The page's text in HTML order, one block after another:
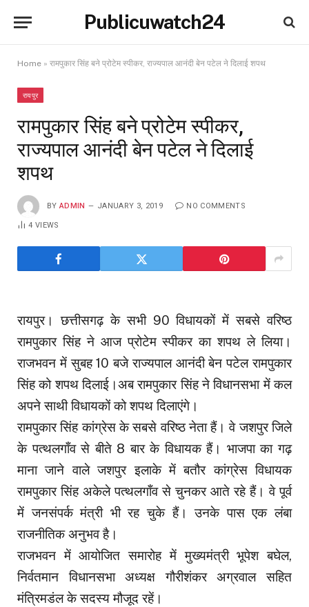
Publicuwatch24
Home » रामपुकार सिंह बने प्रोटेम स्पीकर, राज्यपाल आनंदी बेन पटेल ने दिलाई शपथ
रायपुर
रामपुकार सिंह बने प्रोटेम स्पीकर,
राज्यपाल आनंदी बेन पटेल ने दिलाई
शपथ
BY ADMIN JANUARY 3, 2019 NO COMMENTS
4VIEWS
रायपुर। छत्तीसगढ़ के सभी 90 विधायकों में सबसे वरिष्ठ
रामपुकार सिंह ने आज प्रोटेम स्पीकर का शपथ ले लिया।
राजभवन में सुबह 10 बजे राज्यपाल आनंदी बेन पटेल रामपुकार
सिंह को शपथ दिलाई।अब रामपुकार सिंह ने विधानसभा में कल
अपने साथी विधायकों को शपथ दिलाएंगे।
रामपुकार सिंह कांग्रेस के सबसे वरिष्ठ नेता हैं। वे जशपुर जिले
के पत्थलगाँव से बीते 8 बार के विधायक हैं। भाजपा का गढ़
माना जाने वाले जशपुर इलाके में बतौर कांग्रेस विधायक
रामपुकार सिंह अकेले पत्थलगाँव से चुनकर आते रहे हैं। वे पूर्व
में जनसंपर्क मंत्री भी रह चुके हैं। उनके पास एक लंबा
राजनीतिक अनुभव है।
राजभवन में आयोजित समारोह में मुख्यमंत्री भूपेश बघेल,
निर्वतमान विधानसभा अध्यक्ष गौरीशंकर अग्रवाल सहित
मंत्रिमडंल के सदस्य मौजूद रहें।